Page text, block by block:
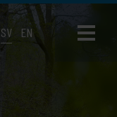
SV EN